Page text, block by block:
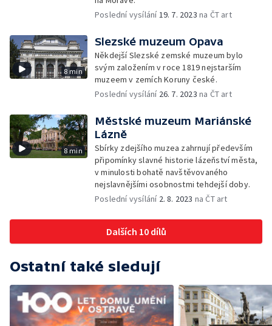
Poslední vysílání19. 7. 2023 na ČT art
8 min
Slezské muzeum Opava
Někdejší Slezské zemské muzeum bylo
svým založením v roce 1819 nejstarším
muzeem v zemích Koruny české.
Poslední vysílání 26. 7. 2023 na ČT art
8 min
Městské muzeum Mariánské
Lázně
Sbírky zdejšího muzea zahrnují především
připomínky slavné historie lázeňství města,
v minulosti bohatě navštěvovaného
nejslavnějšími osobnostmi tehdejší doby.
Poslední vysílání 2. 8. 2023 na ČT art
Dalších 10 dílů
Ostatní také sledují